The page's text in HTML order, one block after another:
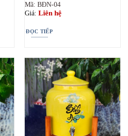
Mã: BĐN-04
Giá: Liên hệ
ĐỌC TIẾP